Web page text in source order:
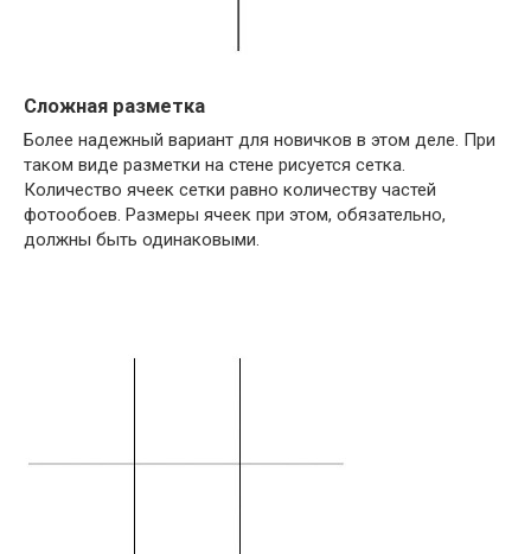
Сложная разметка
Более надежный вариант для новичков в этом деле. При
таком виде разметки на стене рисуется сетка.
Количество ячеек сетки равно количеству частей
фотообоев. Размеры ячеек при этом, обязательно,
должны быть одинаковыми.